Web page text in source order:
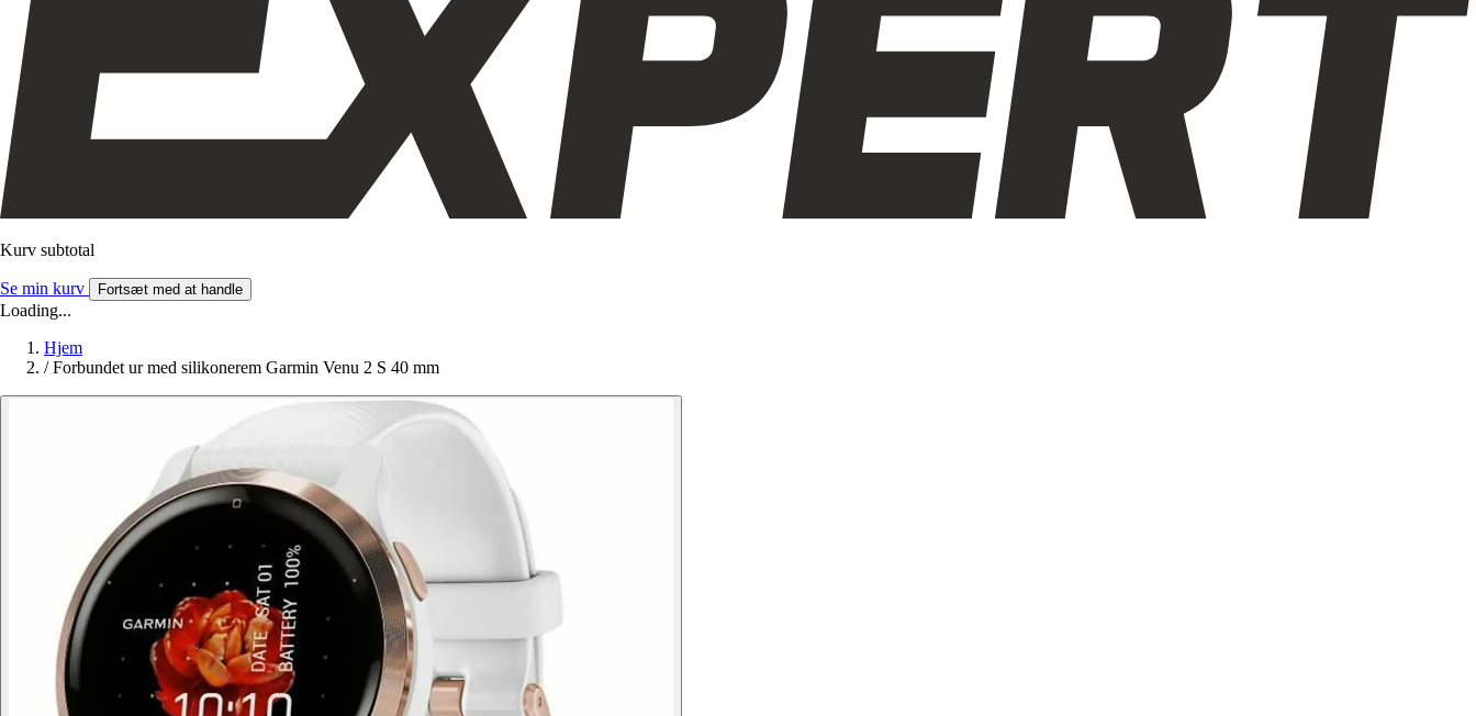
Kurv subtotal
Se min kurv Fortsæt med at handle
Loading...
Hjem
/ Forbundet ur med silikonerem Garmin Venu 2 S 40 mm